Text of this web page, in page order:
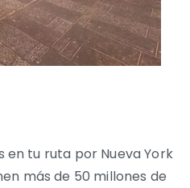
en tu ruta por Nueva York
más de 50 millones de